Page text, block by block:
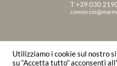
Utilizziamo i cookie sul nostro
su “Accetta tutto” acconsenti
T +39 030
© 2015 Consorzio